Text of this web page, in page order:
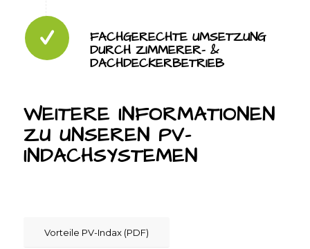
FACHGERECHTE UMSETZUNG
DURCH ZIMMERER- &
DACHDECKERBETRIEB
WEITERE INFORMATIONEN
ZU UNSEREN PV-
INDACHSYSTEMEN
Vorteile PV-Indax (PDF)